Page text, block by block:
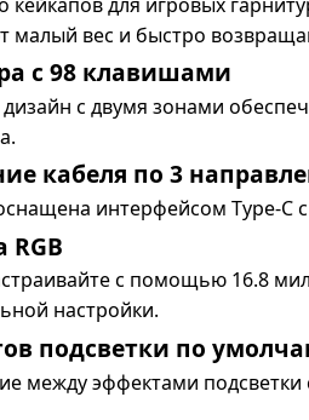
малый вес и быстро
с 98 клавишами
с двумя зонами
кабеля по 3
интерфейсом Type-C
RGB
с помощью 16.8
настройки.
подсветки по
между эффектами